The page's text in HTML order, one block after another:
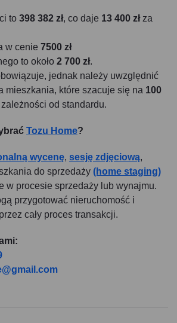
to 398 382 zł, co daje 13 400 złza
w cenie 7500 zł
to około 2 700 zł.
jednak należy uwzględnić
mieszkania, które szacuje się na 100
od standardu.
Tozu Home?
wycenę, sesję zdjęciową,
do sprzedaży (home staging)
w procesie sprzedaży lub wynajmu.
przygotować nieruchomość i
cały proces transakcji.